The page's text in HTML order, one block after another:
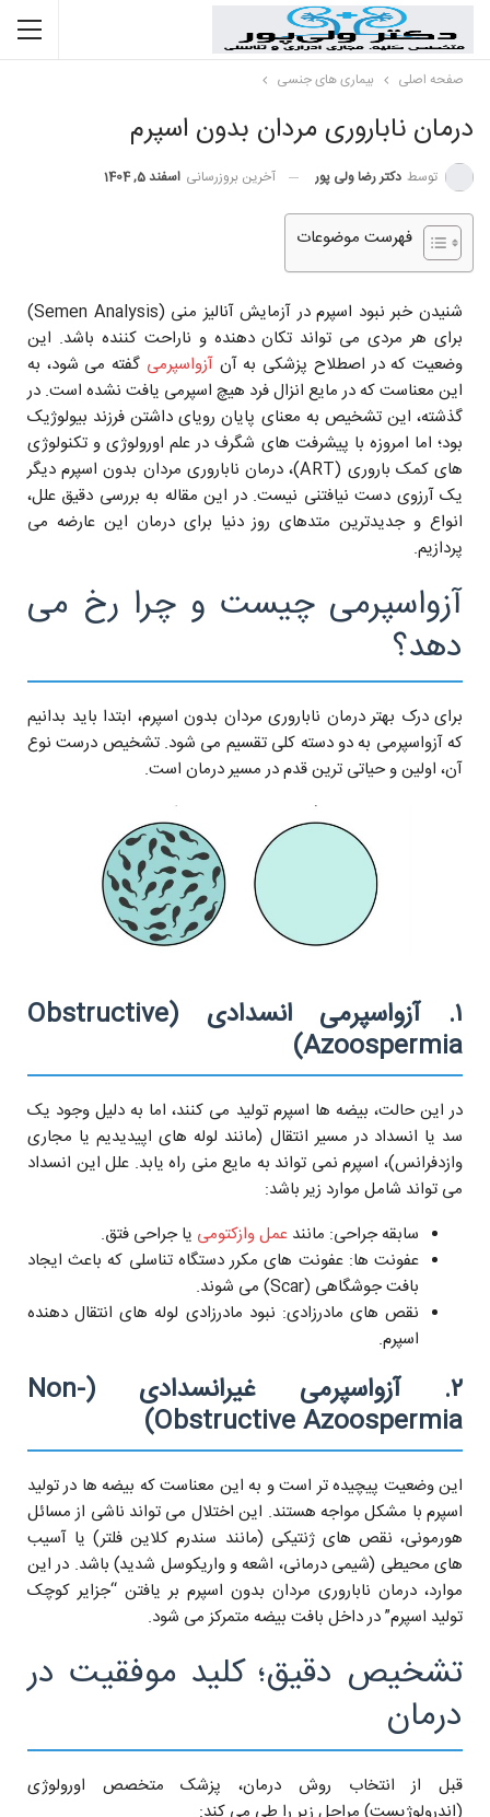
صفحه اصلی بیماری های جنسی
درمان ناباروری مردان بدون اسپرم
توسط دکتر رضا ولی پور آخرین بروزرسانی اسفند 5, 1404
فهرست موضوعات
شنیدن خبر نبود اسپرم در آزمایش آنالیز منی (Semen Analysis)
برای هر مردی می تواند تکان دهنده و ناراحت کننده باشد. این
وضعیت که در اصطلاح پزشکی به آن آزواسپرمی گفته می شود، به
این معناست که در مایع انزال فرد هیچ اسپرمی یافت نشده است. در
گذشته، این تشخیص به معنای پایان رویای داشتن فرزند بیولوژیک
بود؛ اما امروزه با پیشرفت های شگرف در علم اورولوژی و تکنولوژی
های کمک باروری (ART)، درمان ناباروری مردان بدون اسپرم دیگر
یک آرزوی دست نیافتنی نیست. در این مقاله به بررسی دقیق علل،
انواع و جدیدترین متدهای روز دنیا برای درمان این عارضه می
پردازیم.
آزواسپرمی چیست و چرا رخ می
دهد؟
برای درک بهتر درمان ناباروری مردان بدون اسپرم، ابتدا باید بدانیم
که آزواسپرمی به دو دسته کلی تقسیم می شود. تشخیص درست نوع
آن، اولین و حیاتی ترین قدم در مسیر درمان است.
۱. آزواسپرمی انسدادی (Obstructive
Azoospermia)
در این حالت، بیضه ها اسپرم تولید می کنند، اما به دلیل وجود یک
سد یا انسداد در مسیر انتقال (مانند لوله های اپیدیدیم یا مجاری
وازدفرانس)، اسپرم نمی تواند به مایع منی راه یابد. علل این انسداد
می تواند شامل موارد زیر باشد:
سابقه جراحی: مانند عمل وازکتومی یا جراحی فتق.
عفونت ها: عفونت های مکرر دستگاه تناسلی که باعث ایجاد
بافت جوشگاهی (Scar) می شوند.
نقص های مادرزادی: نبود مادرزادی لوله های انتقال دهنده
اسپرم.
۲. آزواسپرمی غیرانسدادی (Non-
Obstructive Azoospermia)
این وضعیت پیچیده تر است و به این معناست که بیضه ها در تولید
اسپرم با مشکل مواجه هستند. این اختلال می تواند ناشی از مسائل
هورمونی، نقص های ژنتیکی (مانند سندرم کلاین فلتر) یا آسیب
های محیطی (شیمی درمانی، اشعه و واریکوسل شدید) باشد. در این
موارد، درمان ناباروری مردان بدون اسپرم بر یافتن “جزایر کوچک
تولید اسپرم” در داخل بافت بیضه متمرکز می شود.
تشخیص دقیق؛ کلید موفقیت در
درمان
قبل از انتخاب روش درمان، پزشک متخصص اورولوژی